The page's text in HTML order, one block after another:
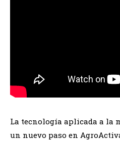
La tecnología aplicada a la
un nuevo paso en